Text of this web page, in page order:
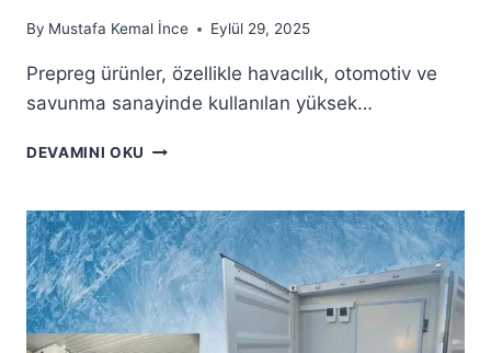
By Mustafa Kemal İnce Eylül 29, 2025
Prepreg ürünler, özellikle havacılık, otomotiv ve
savunma sanayinde kullanılan yüksek…
DEVAMINI OKU